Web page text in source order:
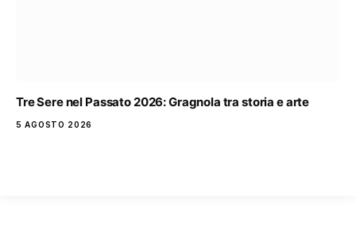
Tre Sere nel Passato 2026: Gragnola tra storia e arte
5 AGOSTO 2026